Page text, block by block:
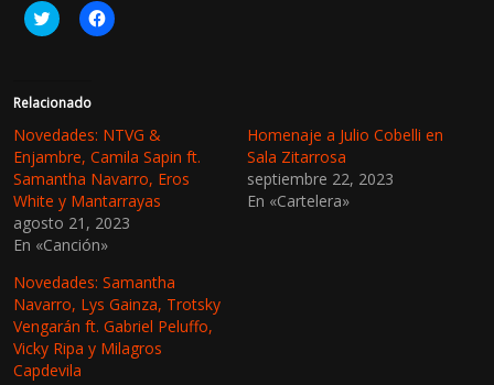
H
a
c
a
r
a
c
o
m
p
a
r
r
e
n
T
w
i
t
H
a
a
r
a
c
o
m
p
a
r
r
e
n
F
a
c
Relacionado
Novedades: NTVG &
Enjambre, Camila Sapin ft.
Samantha Navarro, Eros
White y Mantarrayas
agosto 21, 2023
En «Canción»
Homenaje a Julio Cobelli en
Sala Zitarrosa
septiembre 22, 2023
En «Cartelera»
Novedades: Samantha
Navarro, Lys Gainza, Trotsky
Vengarán ft. Gabriel Peluffo,
Vicky Ripa y Milagros
Capdevila